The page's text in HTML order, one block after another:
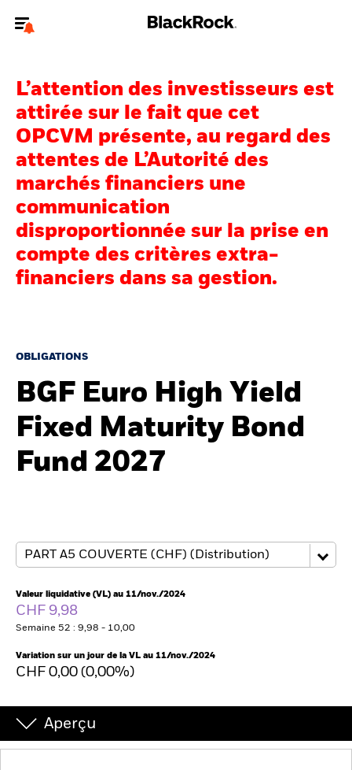
professionnels.
jourvotre type d'utilisateur.
Nous connaître
Thèmes
ETF iShares
Education
Intermédiaires financiers
Change location
Aladdin
Notre société
L’attention des investisseurs est
attirée sur le fait que cet
OPCVM présente, au regard des
attentes de L’Autorité des
marchés financiers une
communication
disproportionnée sur la prise en
compte des critères extra-
financiers dans sa gestion.
OBLIGATIONS
BGF Euro High Yield
Fixed Maturity Bond
Fund 2027
Valeur liquidative (VL) au 11/nov./2024
CHF 9,98
Semaine 52 : 9,98 - 10,00
Variation sur un jour de la VL au 11/nov./2024
CHF 0,00 (0,00%)
Aperçu